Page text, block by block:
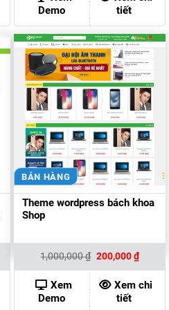
₫.
Demo
tiết
₫.
BÁN HÀNG
Theme wordpress bách khoa
Shop
1,000,000₫ Giá
là:
1,000,000 ₫.
200,000₫Giá
hiện
tại
là:
Xem
Demo
Xem chi
tiết